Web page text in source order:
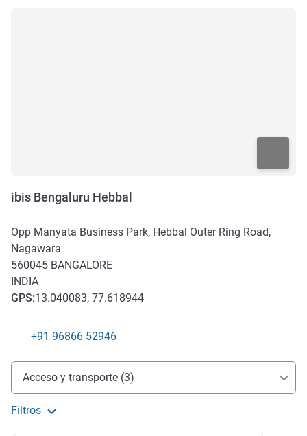
ibis Bengaluru Hebbal
Opp Manyata Business Park, Hebbal Outer Ring Road,
Nagawara
560045 BANGALORE
INDIA
GPS:13.040083, 77.618944
Teléfono
+91 96866 52946
Acceso y transporte
Acceso y transporte (3)
Filtros